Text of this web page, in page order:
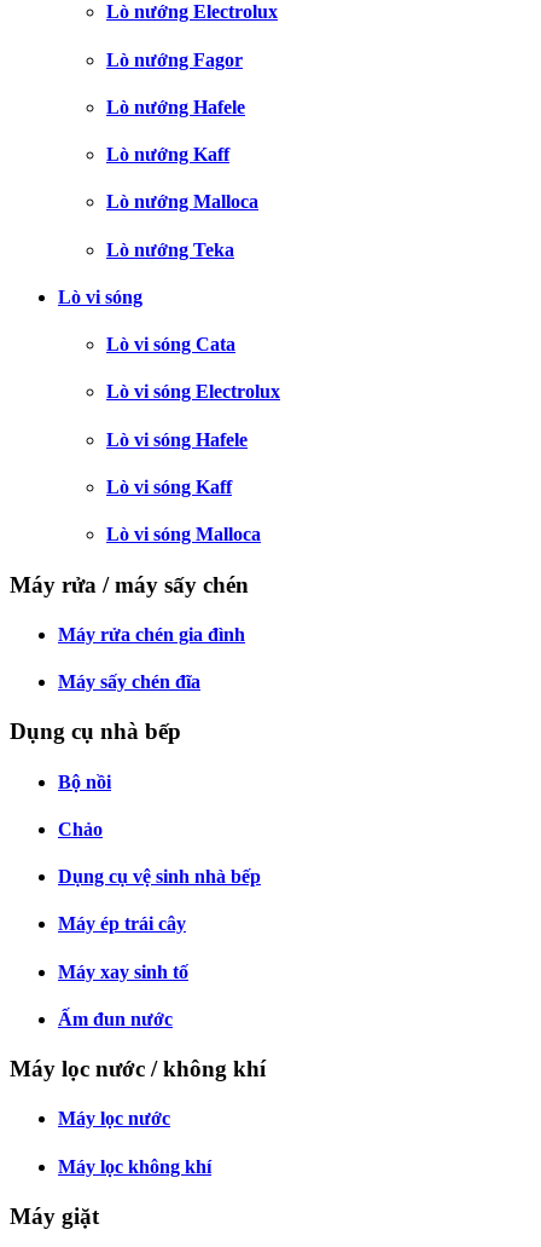
Lò nướng Electrolux
Lò nướng Fagor
Lò nướng Hafele
Lò nướng Kaff
Lò nướng Malloca
Lò nướng Teka
Lò vi sóng
Lò vi sóng Cata
Lò vi sóng Electrolux
Lò vi sóng Hafele
Lò vi sóng Kaff
Lò vi sóng Malloca
Máy rửa / máy sấy chén
Máy rửa chén gia đình
Máy sấy chén đĩa
Dụng cụ nhà bếp
Bộ nồi
Chảo
Dụng cụ vệ sinh nhà bếp
Máy ép trái cây
Máy xay sinh tố
Ấm đun nước
Máy lọc nước / không khí
Máy lọc nước
Máy lọc không khí
Máy giặt